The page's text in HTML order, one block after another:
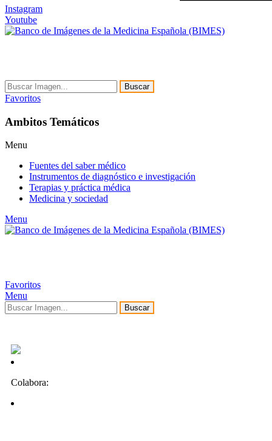
Instagram
Youtube
Buscar
Favoritos
Ambitos Temáticos
Menu
Fuentes del saber médico
Instrumentos de diagnóstico e investigación
Terapias y práctica médica
Medicina y sociedad
Menu
Favoritos
Menu
Buscar
Colabora: